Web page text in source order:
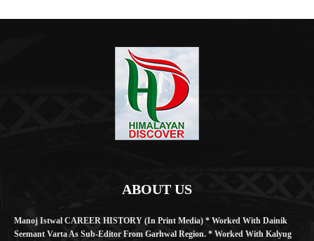
ABOUT US
Manoj Istwal CAREER HISTORY (in Print Media) * Worked With Dainik
Seemant Varta As Sub-Editor From Garhwal Region. * Worked With Kalyug